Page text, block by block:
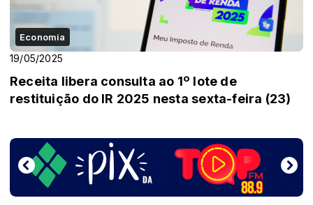
Economia
19/05/2025
Receita libera consulta ao 1º lote de
restituição do IR 2025 nesta sexta-feira (23)